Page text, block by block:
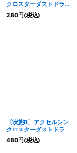
クロスターダストドラゴ
ン【ウルトラ】{QCDB-
JP036}《シンクロ》
280円(税込)
〔状態B〕アクセルシン
クロスターダストドラゴ
ン【プリズマティックシ
ークレット】{HC01-
480円(税込)